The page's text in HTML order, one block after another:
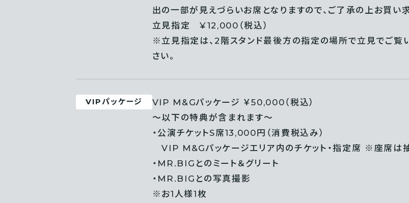
出の一部が見えづらいお席となりますので、ご了承の上お買い求
立見指定 ¥12,000（税込）
※立見指定は、2階スタンド最後方の指定の場所で立見でご覧
さい。
VIPパッケージ
VIP M&Gパッケージ ￥50,000（税込）
～以下の特典が含まれます～
・公演チケットS席13,000円（消費税込み）
VIP M&Gパッケージエリア内のチケット・指定席 ※座席は
・MR.BIGとのミート＆グリート
・MR.BIGとの写真撮影
※お1人様1枚